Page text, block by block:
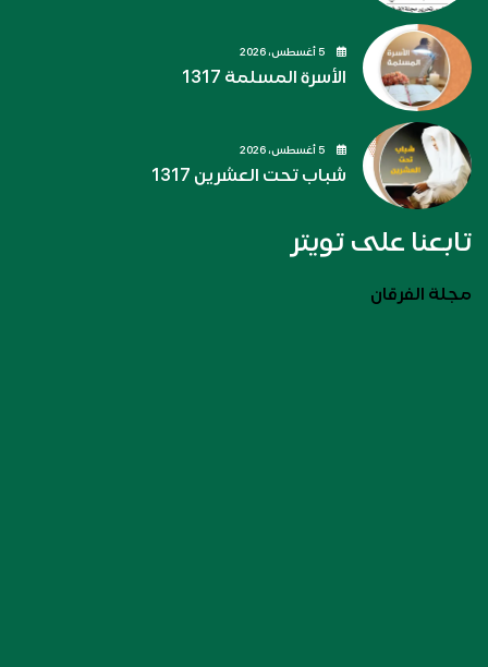
الأسرة المسلمة 1317
شباب تحت العشرين 1317
تابعنا على تويتر
مجلة الفرقان